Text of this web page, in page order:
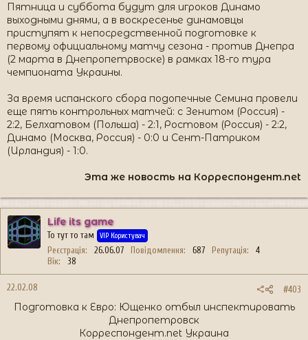
Пятница и суббота будут для игроков Динамо
выходными днями, а в воскресенье динамовцы
приступят к непосредственной подготовке к
первому официальному матчу сезона - против Днепра
(2 марта в Днепропетрвоске) в рамках 18-го тура
чемпионата Украины.
За время испанского сбора подопечные Семина провели
еще пять контрольных матчей: с Зенитом (Россия) -
2:2, Белхатовом (Польша) - 2:1, Ростовом (Россия) - 2:2,
Динамо (Москва, Россия) - 0:0 и Сент-Патриком
(Ирландия) - 1:0.
Эта же новость на Корреспондент.net
Life its game
То тут то там VIP Користувач
Реєстрація 26.06.07 Повідомлення 687 Репутація
4
Вік
38
22.02.08 #403
Подготовка к Евро: Ющенко отбыл инспектировать
Днепропетровск
Корреспондент.net Украина